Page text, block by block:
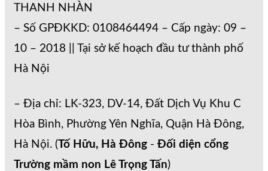
THANH NHÀN
– Số GPĐKKD: 0108464494 – Cấp ngày: 09 –
10 – 2018 || Tại sở kế hoạch đầu tư thành phố
Hà Nội
– Địa chỉ: LK-323, DV-14, Đất Dịch Vụ Khu C
Hòa Bình, Phường Yên Nghĩa, Quận Hà Đông,
Hà Nội. (Tố Hữu, Hà Đông - Đối diện cổng
Trường mầm non Lê Trọng Tấn)